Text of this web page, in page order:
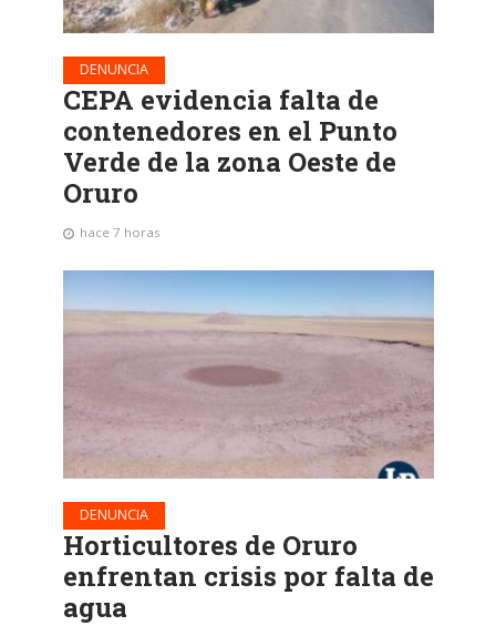
DENUNCIA
CEPA evidencia falta de
contenedores en el Punto
Verde de la zona Oeste de
Oruro
hace 7 horas
DENUNCIA
Horticultores de Oruro
enfrentan crisis por falta de
agua